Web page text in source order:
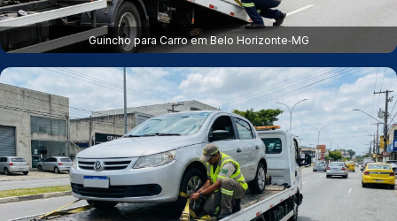
Guincho para Carro em Belo Horizonte‑MG